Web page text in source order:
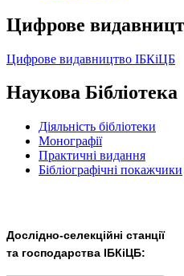
Цифрове
Цифрове видавництво ІБКіЦБ
Наукова Бібліотека
Діяльність бібліотеки
Монографії
Практичні видання
Бібліографічні покажчики
Дослідно-селекційні станції
та господарства ІБКіЦБ: